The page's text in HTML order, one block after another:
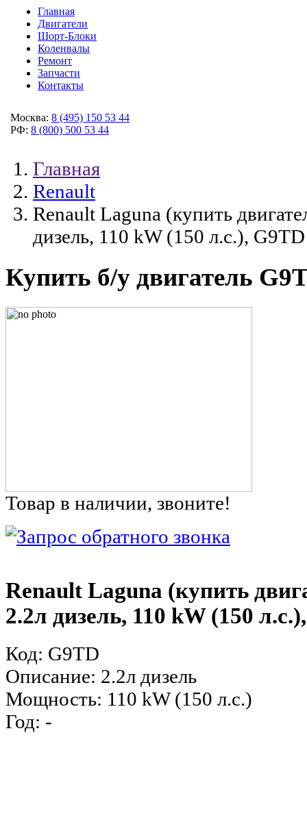
Главная
Двигатели
Шорт-Блоки
Коленвалы
Ремонт
Запчасти
Контакты
Москва: 8 (495) 150 53 44
РФ: 8 (800) 500 53 44
Главная
Renault
Renault Laguna (купить
дизель, 110 kW (150 л.с.), G9TD
Купить б/у двигатель
Товар в наличии, звоните!
Renault Laguna (купить
2.2л дизель, 110 kW (150
Код: G9TD
Описание: 2.2л дизель
Мощность: 110 kW (150 л.с.)
Год: -